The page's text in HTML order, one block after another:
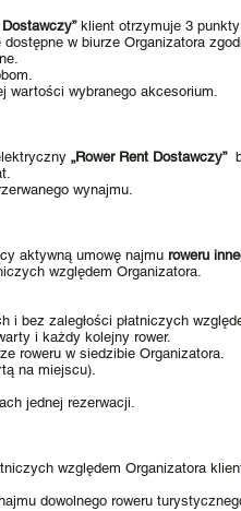
klient otrzymuje 3
w biurze Organizatora
wartości wybranego akcesorium.
„Rower Rent Dostawczy”
wynajmu.
aktywną umowę najmu roweru
względem Organizatora.
bez zaległości płatniczych
i każdy kolejny rower.
roweru w siedzibie Organizatora.
na miejscu).
jednej rezerwacji.
względem Organizatora
dowolnego roweru